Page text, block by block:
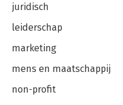
juridisch
leiderschap
marketing
mens en maatschappij
non-profit